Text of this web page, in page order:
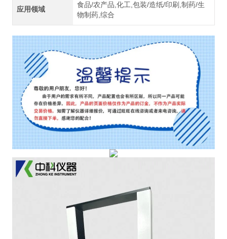
应用领域
食品/农产品,化工,包装/造纸/印刷,制药/生
物制药,综合